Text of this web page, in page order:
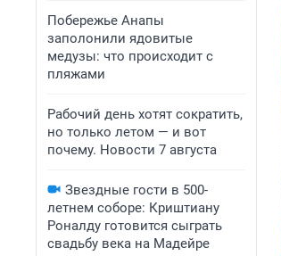
Побережье Анапы
заполонили ядовитые
медузы: что происходит с
пляжами
Рабочий день хотят сократить,
но только летом — и вот
почему. Новости 7 августа
Звездные гости в 500-
летнем соборе: Криштиану
Роналду готовится сыграть
свадьбу века на Мадейре